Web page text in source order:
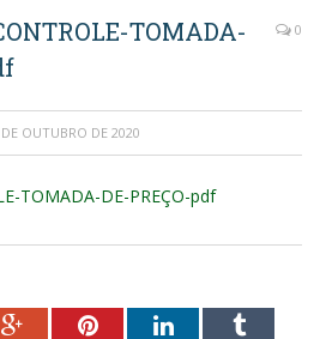
TOMADA-
0
OUTUBRO DE 2020
TOMADA-DE-PREÇO-pdf
Google+PinterestLinkedInTumblr